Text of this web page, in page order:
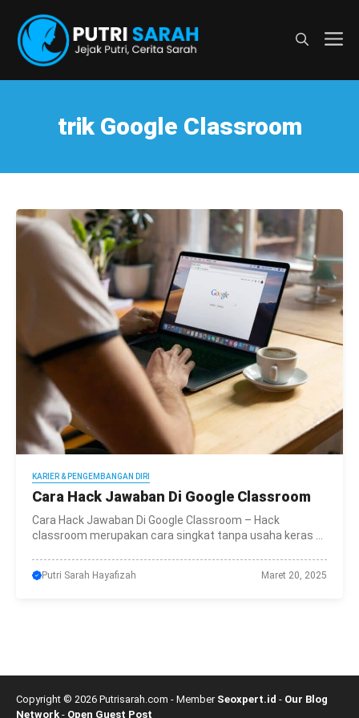
trik Google Classroom
KARIER & PENGEMBANGAN DIRI
Cara Hack Jawaban Di Google Classroom
Cara Hack Jawaban Di Google Classroom – Hack
classroom merupakan cara singkat tanpa usaha keras ...
Putri Sarah Hayafizah Maret 20, 2025
Copyright © 2026 Putrisarah.com - Member Seoxpert.id - Our Blog
Network - Open Guest Post